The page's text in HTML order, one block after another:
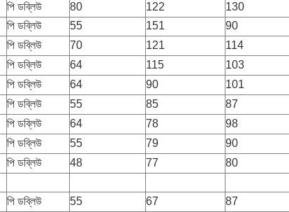
পি ডব্লিউ 80 122 130
পি ডব্লিউ 55 151 90
পি ডব্লিউ 70 121 114
পি ডব্লিউ 64 115 103
পি ডব্লিউ 64 90 101
পি ডব্লিউ 55 85 87
পি ডব্লিউ 64 78 98
পি ডব্লিউ 55 79 90
পি ডব্লিউ 48 77 80
পি ডব্লিউ 55 67 87